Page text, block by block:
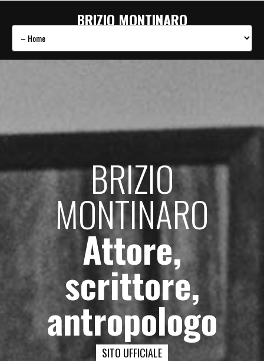
BRIZIO MONTINARO
BRIZIO
MONTINARO
Attore,
scrittore,
antropologo
SITO UFFICIALE